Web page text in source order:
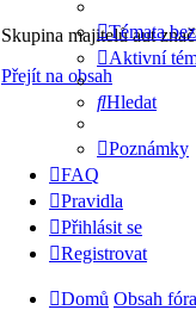
Skupina majitelů aut
Přejít na obsah
Témata
Aktivní
Hledat
Poznámky
FAQ
Pravidla
Přihlásit se
Registrovat
Domů Obsah fóra